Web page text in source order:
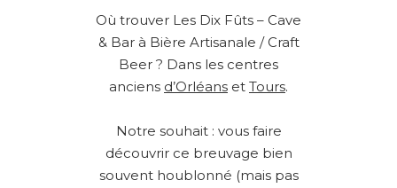
Où trouver Les Dix Fûts – Cave
& Bar à Bière Artisanale / Craft
Beer ? Dans les centres
anciens d’Orléans et Tours.
Notre souhait : vous faire
découvrir ce breuvage bien
souvent houblonné (mais pas